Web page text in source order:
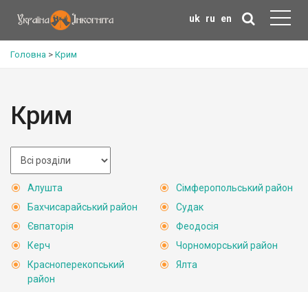
uk ru en
Головна > Крим
Крим
Алушта
Бахчисарайський район
Євпаторія
Керч
Красноперекопський
район
Сімферопольський район
Судак
Феодосія
Чорноморський район
Ялта